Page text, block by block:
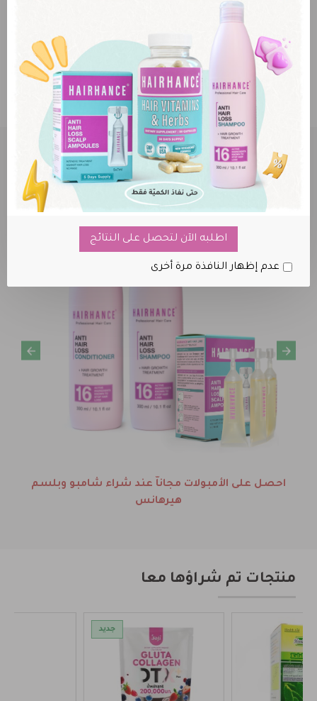
اطلبه الآن لتحصل على النتائج
عدم إظهار النافذة مرة أخرى
منتج
خدمة توفير المنتجات
ان لم تجد منتجك المفضل اطلبه لنقوم بتوفيره
العروض والخصومات
احصل على الأمبولات مجاناّ عند شراء شامبو وبلسم
هيرهانس
منتجات تم شراؤها معا
جديد